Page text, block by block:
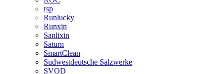
rsp
Runlucky
Runxin
Sanlixin
Saturn
SmartClean
Sudwestdeutsche Salzwerke
SVOD